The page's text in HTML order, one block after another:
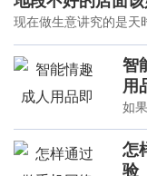
自
创
一
现在做生意讲究的是天
怎么办呢？用什么方法
呢？ 其实不是没有
智
用
如
用
品
怎
验